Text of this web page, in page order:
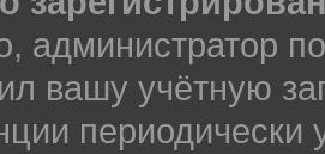
администратор
вашу учётную
периодически